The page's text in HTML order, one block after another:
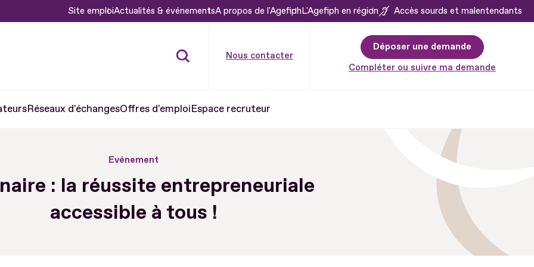
Site emploiActualités & événementsA propos de l'AgefiphL'Agefiph en région Accès sourds et malentendants
Nous contacter
Déposer une demande
Compléter ou suivre ma demande
Réseaux d'échangesOffres d'emploiEspace recruteur
Evénement
: la réussite entrepreneuriale
accessible à tous !